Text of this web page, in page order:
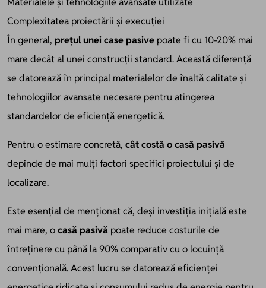
Complexitatea proiectării și execuției
În general, prețul unei case pasive poate fi cu 10-20% mai
mare decât al unei construcții standard. Această diferență
se datorează în principal materialelor de înaltă calitate și
tehnologiilor avansate necesare pentru atingerea
standardelor de eficiență energetică.
Pentru o estimare concretă, cât costă o casă pasivă
depinde de mai mulți factori specifici proiectului și de
localizare.
Este esențial de menționat că, deși investiția inițială este
mai mare, ocasă pasivă poate reduce costurile de
întreținere cu până la 90% comparativ cu o locuință
convențională. Acest lucru se datorează eficienței